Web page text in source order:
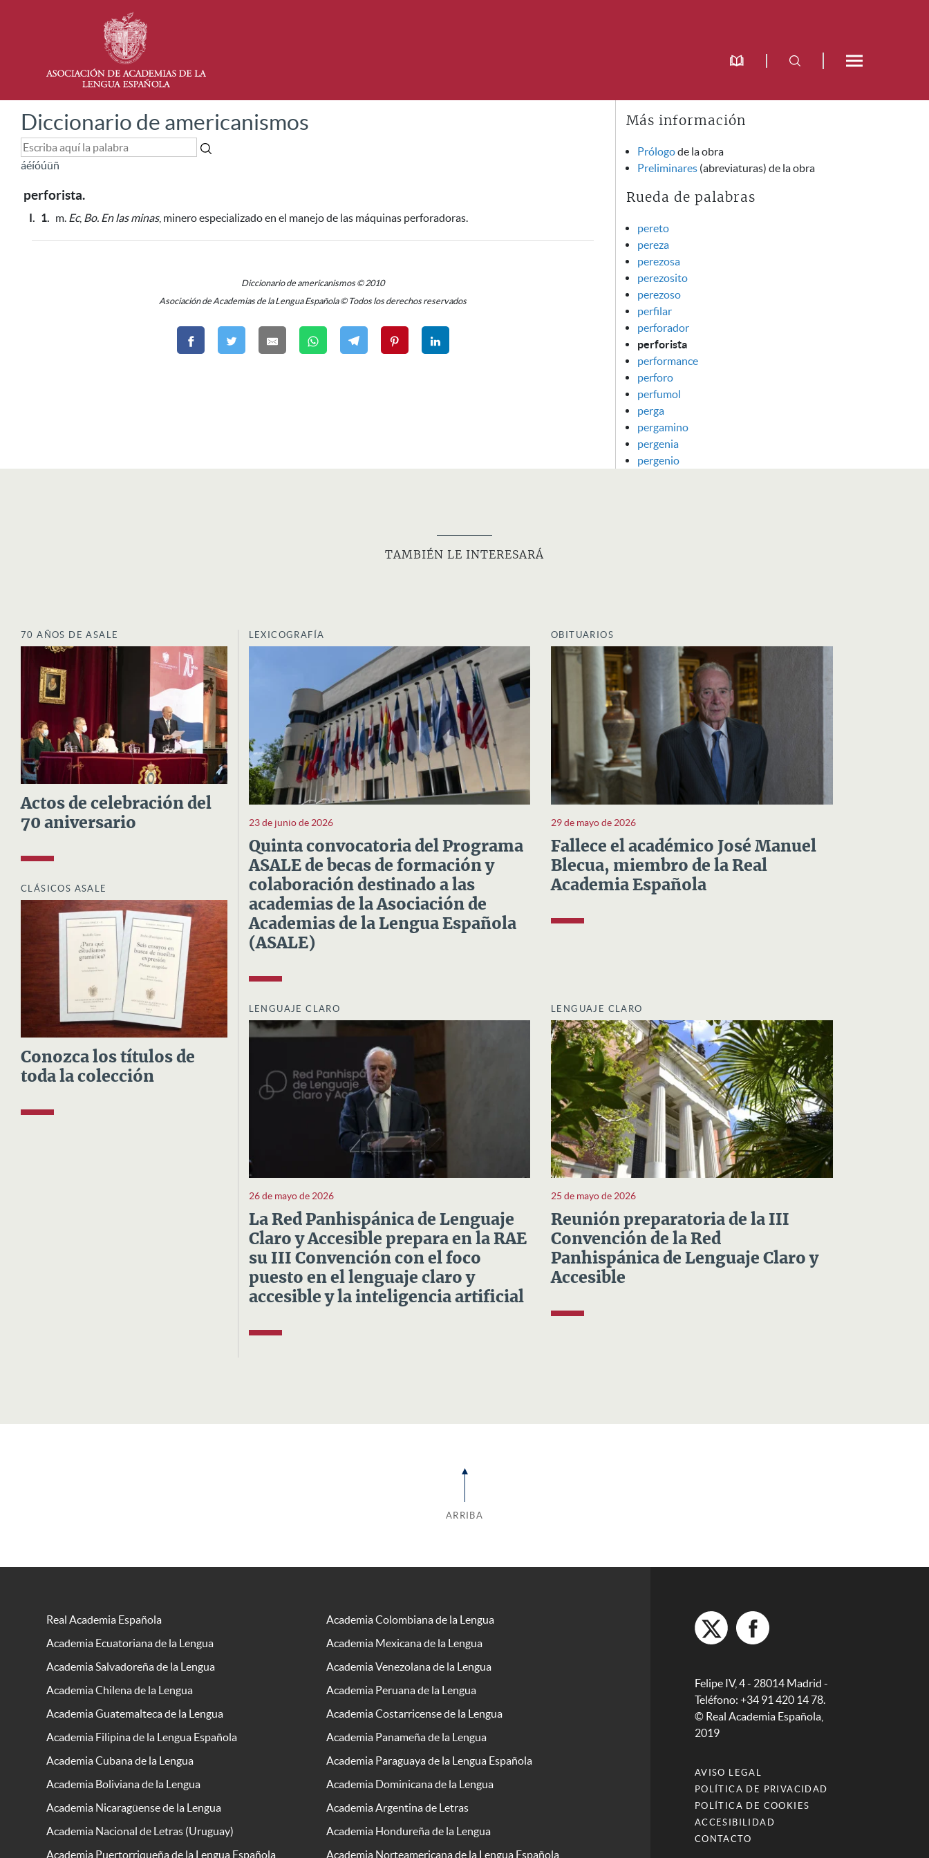
Diccionario de americanismos
áéíóúüñ
perforista.
I. 1. m. Ec, Bo. En las minas, minero especializado en el manejo de las máquinas perforadoras.
Diccionario de americanismos © 2010
Asociación de Academias de la Lengua Española © Todos los derechos reservados
Más información
Prólogode la obra
Preliminares (abreviaturas) de la obra
Rueda de palabras
pereto
pereza
perezosa
perezosito
perezoso
perfilar
perforador
perforista
performance
perforo
perfumol
perga
pergamino
pergenia
pergenio
TAMBIÉN LE INTERESARÁ
70 AÑOS DE ASALE
Actos de celebración del
70 aniversario
CLÁSICOS ASALE
Conozca los títulos de
toda la colección
LEXICOGRAFÍA
23 de junio de 2026
Quinta convocatoria del Programa
ASALE de becas de formación y
colaboración destinado a las
academias de la Asociación de
Academias de la Lengua Española
(ASALE)
OBITUARIOS
29 de mayo de 2026
Fallece el académico José Manuel
Blecua, miembro de la Real
Academia Española
LENGUAJE CLARO
26 de mayo de 2026
La Red Panhispánica de Lenguaje
Claro y Accesible prepara en la RAE
su III Convención con el foco
puesto en el lenguaje claro y
accesible y la inteligencia artificial
LENGUAJE CLARO
25 de mayo de 2026
Reunión preparatoria de la III
Convención de la Red
Panhispánica de Lenguaje Claro y
Accesible
ARRIBA
Real Academia Española
Academia Colombiana de la Lengua
Academia Ecuatoriana de la Lengua
Academia Mexicana de la Lengua
Academia Salvadoreña de la Lengua
Academia Venezolana de la Lengua
Academia Chilena de la Lengua
Academia Peruana de la Lengua
Academia Guatemalteca de la Lengua
Academia Costarricense de la Lengua
Academia Filipina de la Lengua Española
Academia Panameña de la Lengua
Academia Cubana de la Lengua
Academia Paraguaya de la Lengua Española
Academia Boliviana de la Lengua
Academia Dominicana de la Lengua
Academia Nicaragüense de la Lengua
Academia Argentina de Letras
Academia Nacional de Letras (Uruguay)
Academia Hondureña de la Lengua
Academia Puertorriqueña de la Lengua Española
Academia Norteamericana de la Lengua Española
Felipe IV, 4 - 28014 Madrid -
Teléfono: +34 91 420 14 78.
© Real Academia Española,
2019
AVISO LEGAL
POLÍTICA DE PRIVACIDAD
POLÍTICA DE COOKIES
ACCESIBILIDAD
CONTACTO